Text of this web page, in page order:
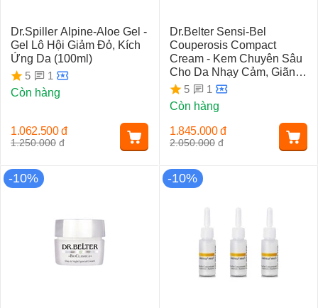
Dr.Spiller Alpine-Aloe Gel -
Gel Lô Hội Giảm Đỏ, Kích
Ứng Da (100ml)
5
1
Còn hàng
1.250.000 đ
1.062.500 đ
Dr.Belter Sensi-Bel
Couperosis Compact
Cream - Kem Chuyên Sâu
Cho Da Nhạy Cảm, Giãn
Mao Mạch
5
1
Còn hàng
2.050.000 đ
1.845.000 đ
-10% -10%